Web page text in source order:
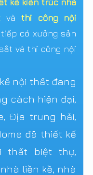
kế kiến trúc nhà
vàthi công nội
có xưởng sản
và thi công nội
nội thất đang
cách hiện đại,
Địa trung hải,
đã thiết kế
thất biệt thự,
liền kề, nhà